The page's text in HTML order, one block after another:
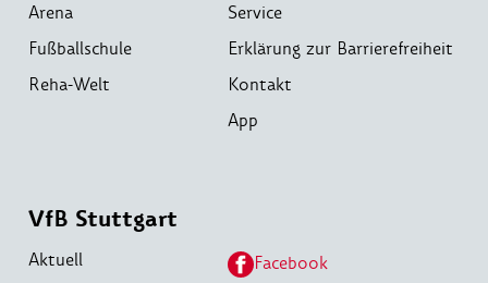
Arena
Fußballschule
Reha-Welt
Service
Erklärung zur Barrierefreiheit
Kontakt
App
VfB Stuttgart
Aktuell
Facebook